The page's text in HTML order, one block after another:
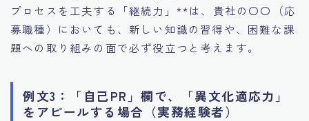
プロセスを工夫する「継続力」**は、貴社の〇〇（応
募職種）においても、新しい知識の習得や、困難な課
題への取り組みの面で必ず役立つと考えます。
例文3：「自己PR」欄で、「異文化適応力」
をアピールする場合（実務経験者）